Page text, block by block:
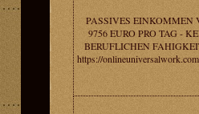
PASSIVES EINKOMMEN
9756 EURO PRO TAG -
BERUFLICHEN
https://